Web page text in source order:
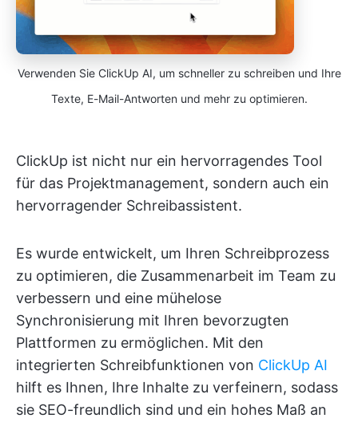
Verwenden Sie ClickUp AI, um schneller zu schreiben und Ihre
Texte, E-Mail-Antworten und mehr zu optimieren.
ClickUp ist nicht nur ein hervorragendes Tool
für das Projektmanagement, sondern auch ein
hervorragender Schreibassistent.
Es wurde entwickelt, um Ihren Schreibprozess
zu optimieren, die Zusammenarbeit im Team zu
verbessern und eine mühelose
Synchronisierung mit Ihren bevorzugten
Plattformen zu ermöglichen. Mit den
integrierten Schreibfunktionen von ClickUp AI
hilft es Ihnen, Ihre Inhalte zu verfeinern, sodass
sie SEO-freundlich sind und ein hohes Maß an